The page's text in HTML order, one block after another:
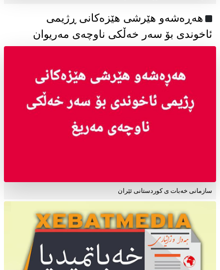
هەڕەشەو هێرشی هێزەکانی ڕژیمی
ئاخوندی بۆ سەر خەڵکی ناوچەی مەریوان
سازمانی خەبات ی کوردستانی ئێران